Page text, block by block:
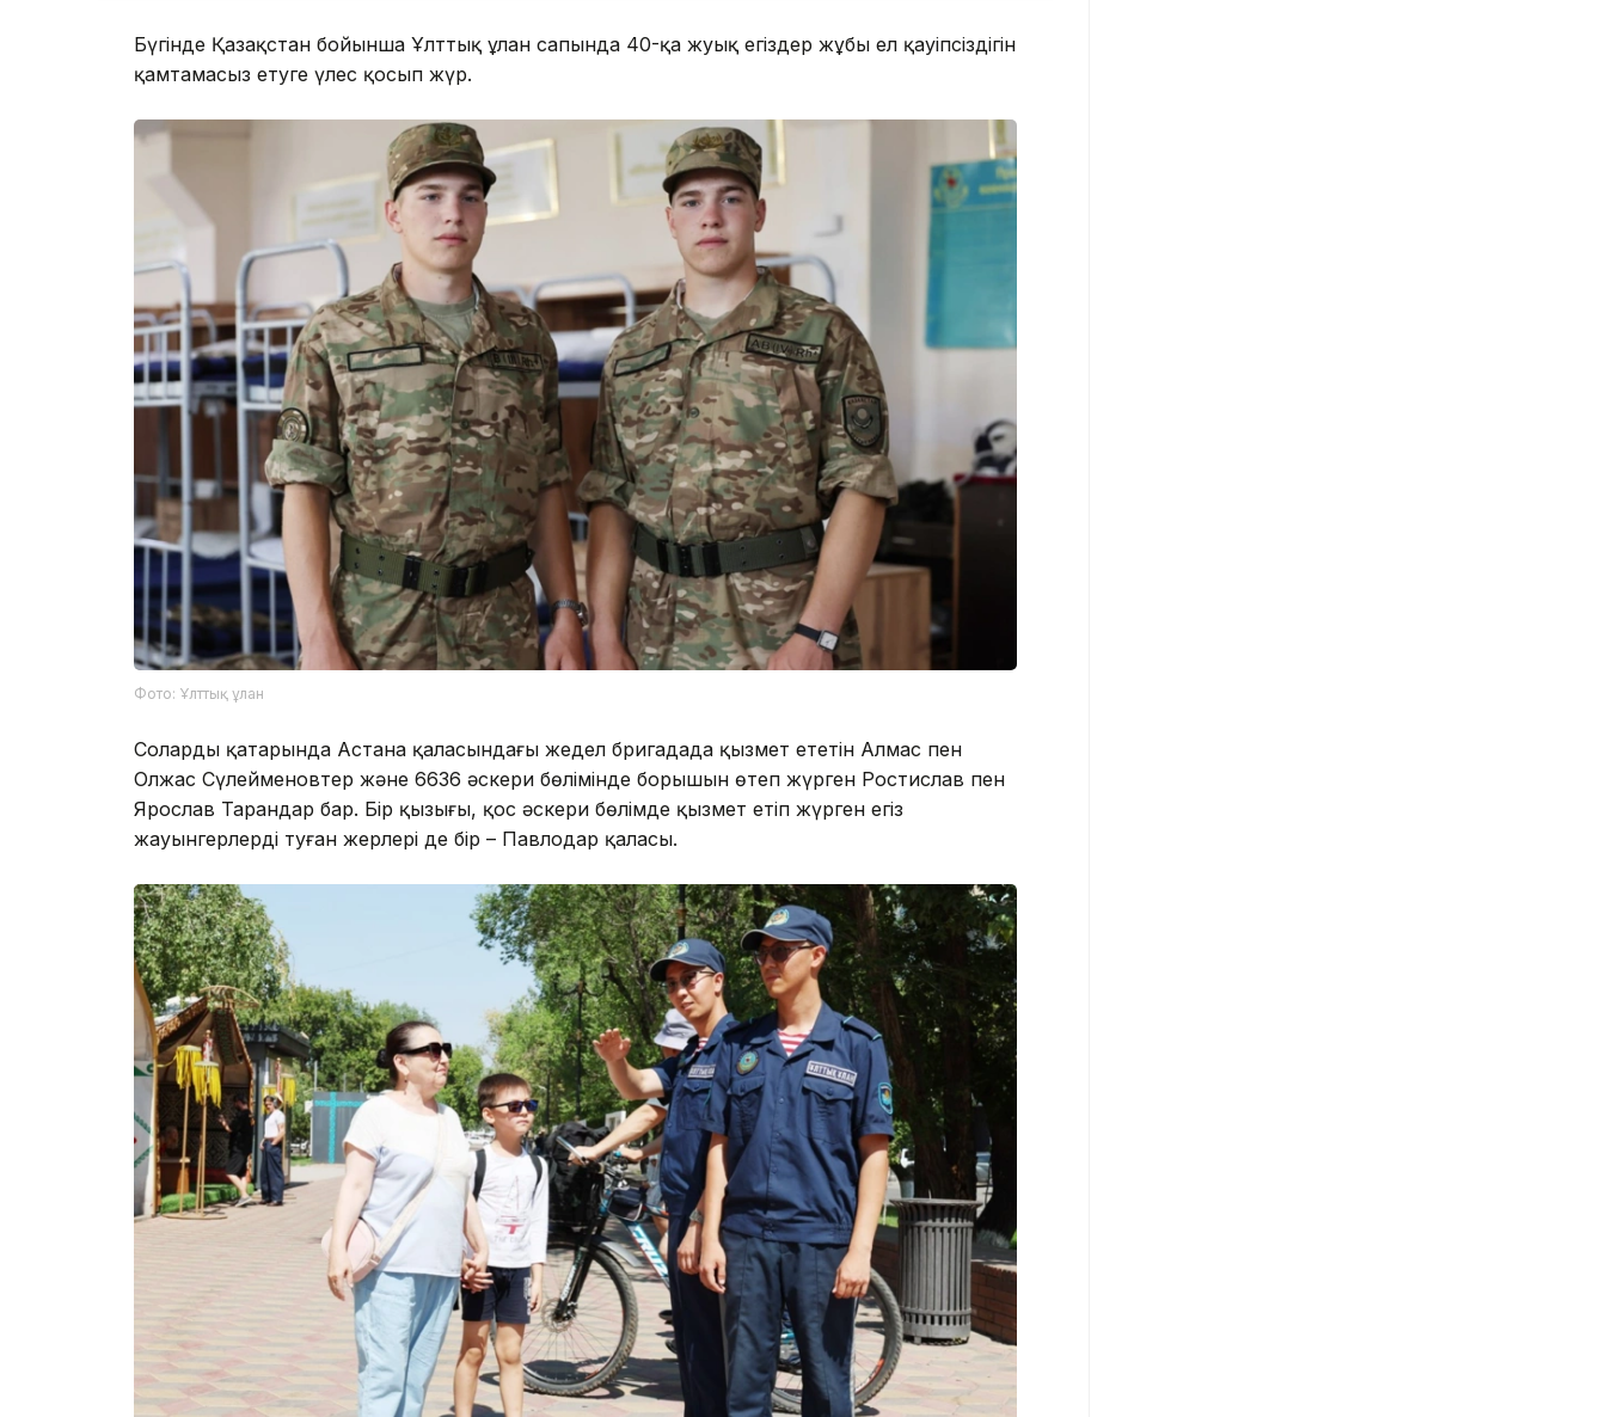
Бүгінде Қазақстан бойынша Ұлттық ұлан сапында 40-қа жуық егіздер жұбы ел қауіпсіздігін
қамтамасыз етуге үлес қосып жүр.
Фото: Ұлттық ұлан
Солардың қатарында Астана қаласындағы жедел бригадада қызмет ететін Алмас пен
Олжас Сүлейменовтер және 6636 әскери бөлімінде борышын өтеп жүрген Ростислав пен
Ярослав Тарандар бар. Бір қызығы, қос әскери бөлімде қызмет етіп жүрген егіз
жауынгерлердің туған жерлері де бір – Павлодар қаласы.